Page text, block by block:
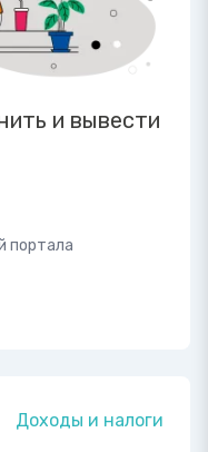
и вывести
портала
Доходы и налоги